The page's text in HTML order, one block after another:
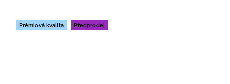
Prémiová kvalita Předprodej